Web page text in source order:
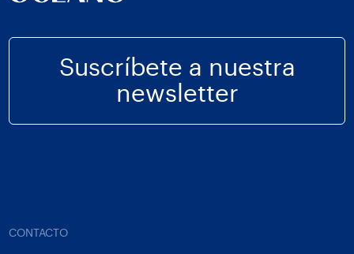
Suscríbete a nuestra
newsletter
CONTACTO